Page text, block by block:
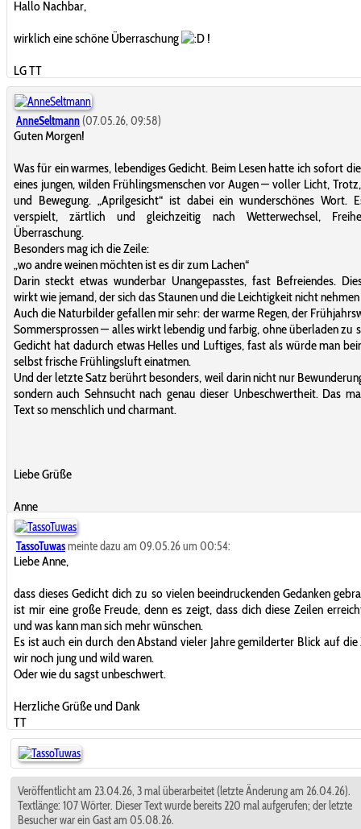
Hallo Nachbar,
wirklich eine schöne Überraschung !
LG TT
AnneSeltmann (07.05.26, 09:58)
Guten Morgen!
Was für ein warmes, lebendiges Gedicht. Beim Lesen hatte ich sofort
eines jungen, wilden Frühlingsmenschen vor Augen — voller Licht,
und Bewegung. „Aprilgesicht“ ist dabei ein wunderschönes Wort.
verspielt, zärtlich und gleichzeitig nach Wetterwechsel,
Überraschung.
Besonders mag ich die Zeile:
„wo andre weinen möchten ist es dir zum Lachen“
Darin steckt etwas wunderbar Unangepasstes, fast Befreiendes.
wirkt wie jemand, der sich das Staunen und die Leichtigkeit nicht
Auch die Naturbilder gefallen mir sehr: der warme Regen, der
Sommersprossen — alles wirkt lebendig und farbig, ohne überladen zu
Gedicht hat dadurch etwas Helles und Luftiges, fast als würde man
selbst frische Frühlingsluft einatmen.
Und der letzte Satz berührt besonders, weil darin nicht nur
sondern auch Sehnsucht nach genau dieser Unbeschwertheit. Das
Text so menschlich und charmant.
Liebe Grüße
Anne
TassoTuwasmeinte dazu am 09.05.26 um 00:54:
Liebe Anne,
dass dieses Gedicht dich zu so vielen beeindruckenden Gedanken
ist mir eine große Freude, denn es zeigt, dass dich diese Zeilen
und was kann man sich mehr wünschen.
Es ist auch ein durch den Abstand vieler Jahre gemilderter Blick auf die
wir noch jung und wild waren.
Oder wie du sagst unbeschwert.
Herzliche Grüße und Dank
TT
Veröffentlicht am 23.04.26, 3 mal überarbeitet (letzte Änderung am 26.04.26).
Textlänge: 107 Wörter. Dieser Text wurde bereits 220 mal aufgerufen; der letzte
Besucher war ein Gast am 05.08.26.